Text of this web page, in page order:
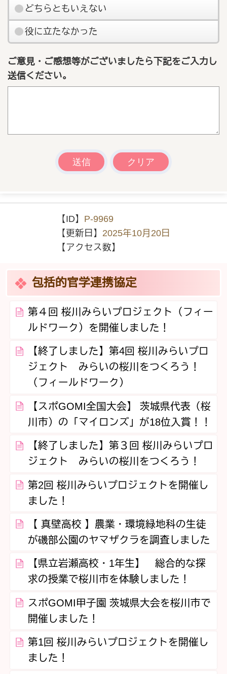
どちらともいえない
役に立たなかった
ご意見・ご感想等がございましたら下記をご入力し
送信ください。
【ID】 P-9969
【更新日】 2025年10月20日
【アクセス数】
包括的官学連携協定
第４回 桜川みらいプロジェクト（フィー
ルドワーク）を開催しました！
【終了しました】第4回 桜川みらいプロ
ジェクト みらいの桜川をつくろう！
（フィールドワーク）
【スポGOMI全国大会】 茨城県代表（桜
川市）の「マイロンズ」が18位入賞！！
【終了しました】第３回 桜川みらいプロ
ジェクト みらいの桜川をつくろう！
第2回 桜川みらいプロジェクトを開催し
ました！
【 真壁高校 】農業・環境緑地科の生徒
が磯部公園のヤマザクラを調査しました
【県立岩瀬高校・1年生】 総合的な探
求の授業で桜川市を体験しました！
スポGOMI甲子園 茨城県大会を桜川市で
開催しました！
第1回 桜川みらいプロジェクトを開催し
ました！